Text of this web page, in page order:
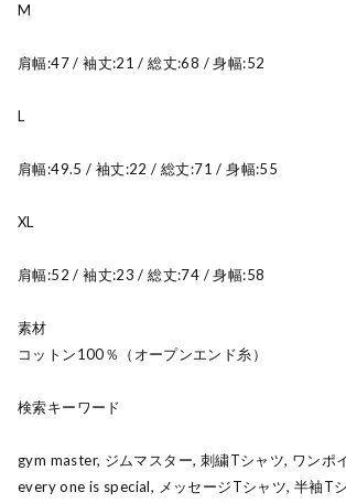
M
肩幅:47 / 袖丈:21 / 総丈:68 / 身幅:52
L
肩幅:49.5 / 袖丈:22 / 総丈:71 / 身幅:55
XL
肩幅:52 / 袖丈:23 / 総丈:74 / 身幅:58
素材
コットン100％（オープンエンド糸）
検索キーワード
gym master, ジムマスター, 刺繍Tシャツ, ワンポ
every one is special, メッセージTシャツ, 半袖T